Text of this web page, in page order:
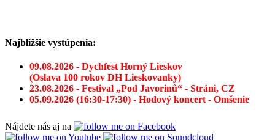
Najbližšie vystúpenia:
09.08.2026 - Dychfest Horný Lieskov
(Oslava 100 rokov DH Lieskovanky)
23.08.2026 - Festival „Pod Javorinů“ - Stráni, CZ
05.09.2026 (16:30-17:30) - Hodový koncert - Omšenie
Nájdete nás aj na